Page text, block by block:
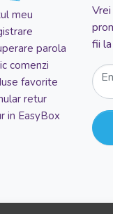
meu
parola
comenzi
favorite
retur
in EasyBox
fii